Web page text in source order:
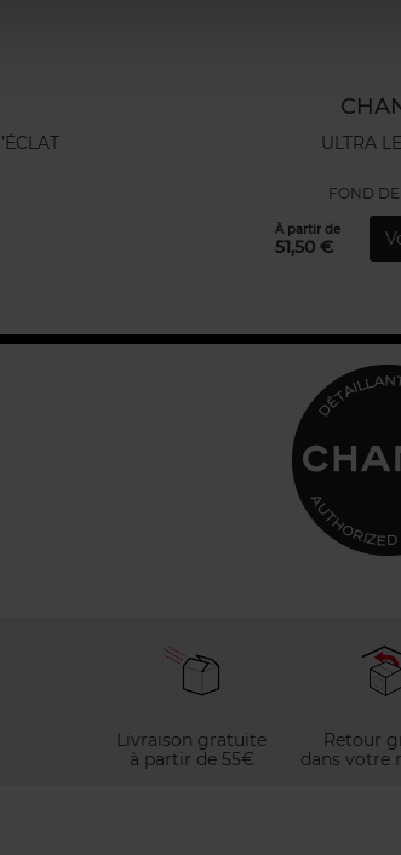
ULTRA
FOND
À partir de
51,50 €
Livraison gratuite
à partir de 55€
Retour
dans votre